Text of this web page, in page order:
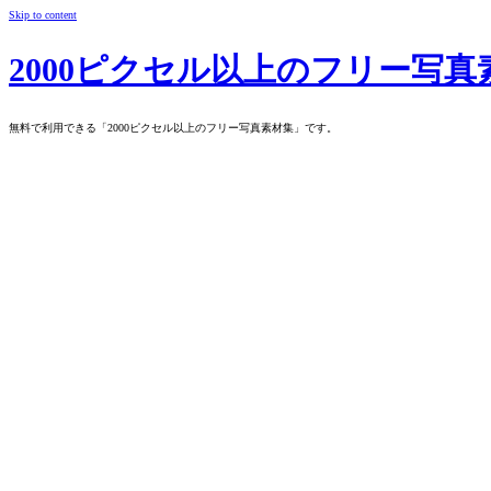
Skip to content
2000ピクセル以上のフリー写真
無料で利用できる「2000ピクセル以上のフリー写真素材集」です。